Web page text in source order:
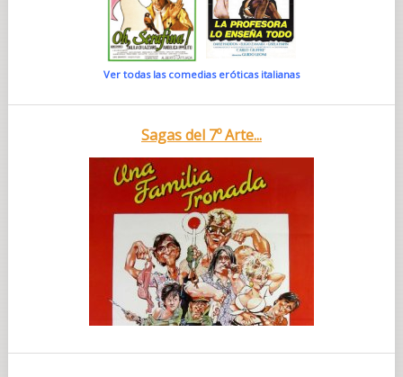
Ver todas las comedias eróticas italianas
Sagas del 7º Arte...